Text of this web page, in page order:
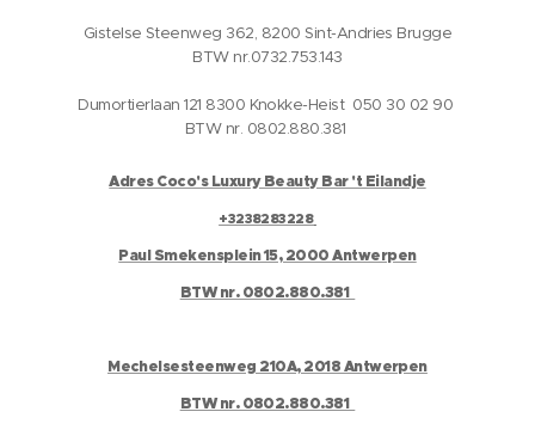
Gistelse Steenweg 362, 8200 Sint-Andries Brugge
BTW nr.0732.753.143
Dumortierlaan 121 8300 Knokke-Heist 050 30 02 90
BTW nr. 0802.880.381
Adres Coco's Luxury Beauty Bar 't Eilandje
+3238283228
Paul Smekensplein 15, 2000 Antwerpen
BTW nr. 0802.880.381
Mechelsesteenweg 210A, 2018 Antwerpen
BTW nr. 0802.880.381